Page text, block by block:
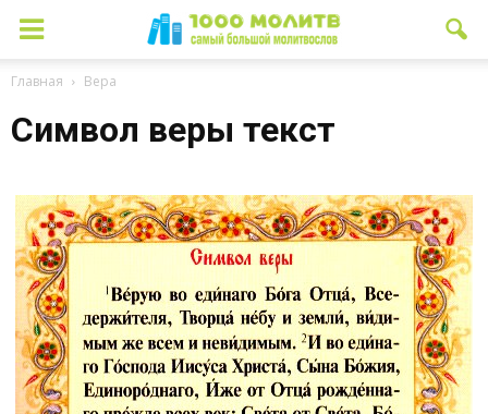
Главная Вера
Символ веры текст